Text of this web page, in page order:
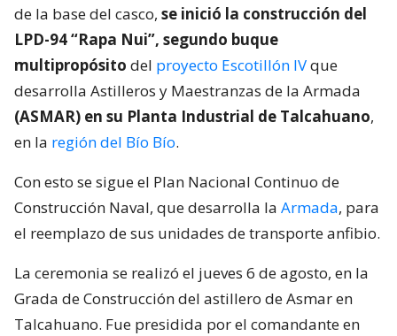
de la base del casco, se inició la construcción del
LPD-94 “Rapa Nui”, segundo buque
multipropósito del proyecto Escotillón IVque
desarrolla Astilleros y Maestranzas de la Armada
(ASMAR) en su Planta Industrial de Talcahuano,
en la región del Bío Bío.
Con esto se sigue el Plan Nacional Continuo de
Construcción Naval, que desarrolla la Armada, para
el reemplazo de sus unidades de transporte anfibio.
La ceremonia se realizó el jueves 6 de agosto, en la
Grada de Construcción del astillero de Asmar en
Talcahuano. Fue presidida por el comandante en